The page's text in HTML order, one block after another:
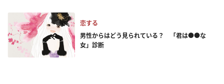
恋する
男性からはどう見られている？ 「君は●●な
女」診断